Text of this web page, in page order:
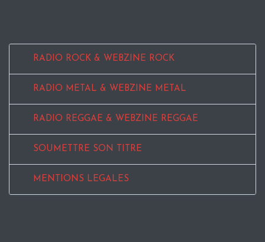
RADIO ROCK & WEBZINE ROCK
RADIO METAL & WEBZINE METAL
RADIO REGGAE & WEBZINE REGGAE
SOUMETTRE SON TITRE
MENTIONS LEGALES